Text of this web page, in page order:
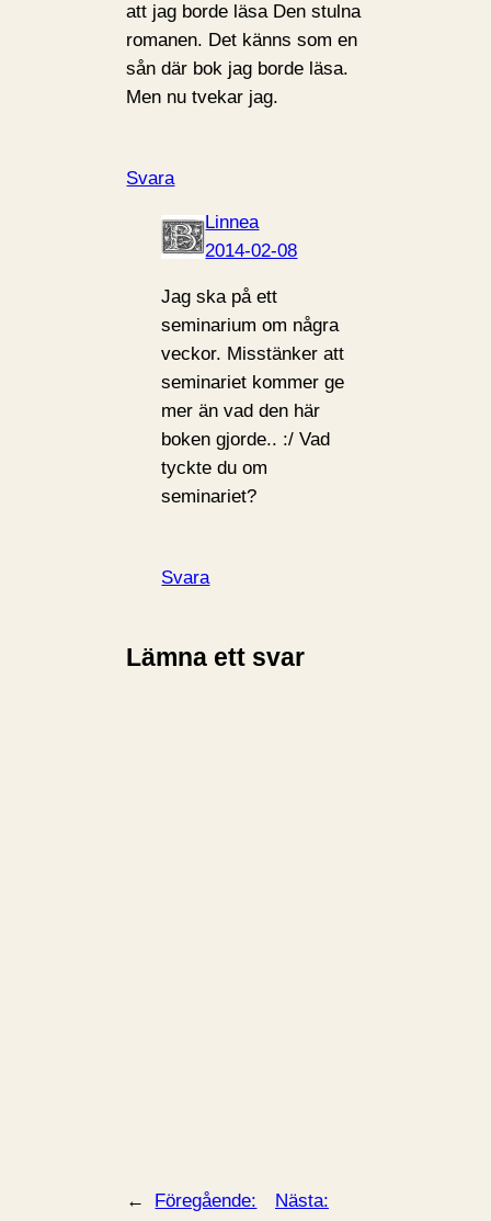
att jag borde läsa Den stulna
romanen. Det känns som en
sån där bok jag borde läsa.
Men nu tvekar jag.
Svara
Linnea
2014-02-08
Jag ska på ett
seminarium om några
veckor. Misstänker att
seminariet kommer ge
mer än vad den här
boken gjorde.. :/ Vad
tyckte du om
seminariet?
Svara
Lämna ett svar
←
Föregående:
Nästa: